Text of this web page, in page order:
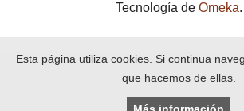
Tecnología de Omeka.
Esta página utiliza cookies. Si continua
que hacemos de ellas.